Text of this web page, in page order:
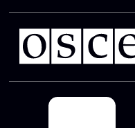
SVG Datei